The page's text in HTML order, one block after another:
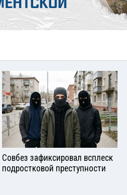
Совбез зафиксировал всплеск
подростковой преступности